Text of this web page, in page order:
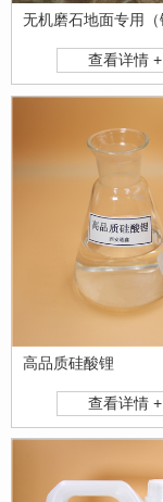
查看详情 +
高品质硅酸锂
查看详情 +